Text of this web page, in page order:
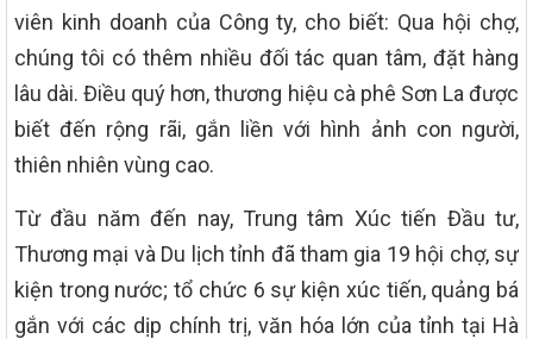
viên kinh doanh của Công ty, cho biết: Qua hội chợ,
chúng tôi có thêm nhiều đối tác quan tâm, đặt hàng
lâu dài. Điều quý hơn, thương hiệu cà phê Sơn La được
biết đến rộng rãi, gắn liền với hình ảnh con người,
thiên nhiên vùng cao.
Từ đầu năm đến nay, Trung tâm Xúc tiến Đầu tư,
Thương mại và Du lịch tỉnh đã tham gia 19 hội chợ, sự
kiện trong nước; tổ chức 6 sự kiện xúc tiến, quảng bá
gắn với các dịp chính trị, văn hóa lớn của tỉnh tại Hà